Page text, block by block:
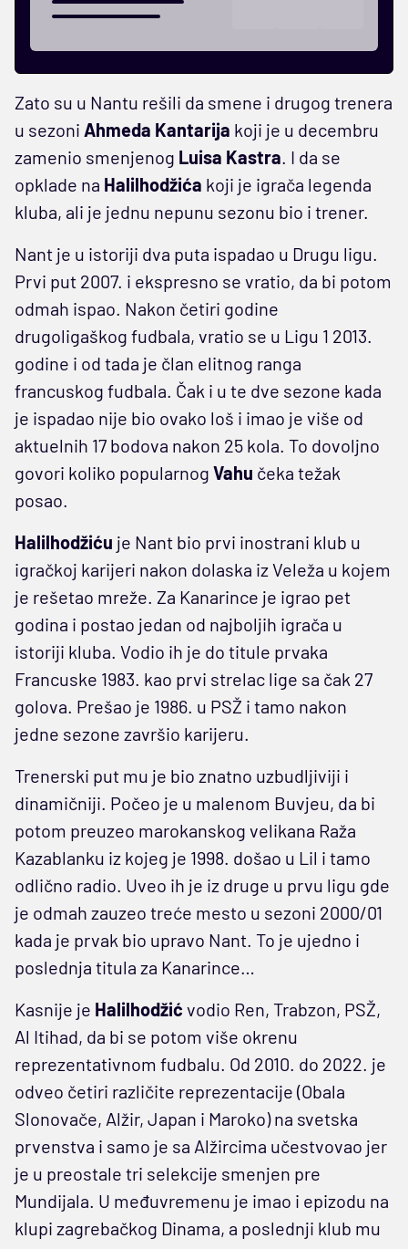
Zato su u Nantu rešili da smene i drugog trenera
u sezoni Ahmeda Kantarija koji je u decembru
zamenio smenjenog Luisa Kastra. I da se
opklade na Halilhodžića koji je igrača legenda
kluba, ali je jednu nepunu sezonu bio i trener.
Nant je u istoriji dva puta ispadao u Drugu ligu.
Prvi put 2007. i ekspresno se vratio, da bi potom
odmah ispao. Nakon četiri godine
drugoligaškog fudbala, vratio se u Ligu 1 2013.
godine i od tada je član elitnog ranga
francuskog fudbala. Čak i u te dve sezone kada
je ispadao nije bio ovako loš i imao je više od
aktuelnih 17 bodova nakon 25 kola. To dovoljno
govori koliko popularnog Vahu čeka težak
posao.
Halilhodžiću je Nant bio prvi inostrani klub u
igračkoj karijeri nakon dolaska iz Veleža u kojem
je rešetao mreže. Za Kanarince je igrao pet
godina i postao jedan od najboljih igrača u
istoriji kluba. Vodio ih je do titule prvaka
Francuske 1983. kao prvi strelac lige sa čak 27
golova. Prešao je 1986. u PSŽ i tamo nakon
jedne sezone završio karijeru.
Trenerski put mu je bio znatno uzbudljiviji i
dinamičniji. Počeo je u malenom Buvjeu, da bi
potom preuzeo marokanskog velikana Raža
Kazablanku iz kojeg je 1998. došao u Lil i tamo
odlično radio. Uveo ih je iz druge u prvu ligu gde
je odmah zauzeo treće mesto u sezoni 2000/01
kada je prvak bio upravo Nant. To je ujedno i
poslednja titula za Kanarince…
Kasnije je Halilhodžić vodio Ren, Trabzon, PSŽ,
Al Itihad, da bi se potom više okrenu
reprezentativnom fudbalu. Od 2010. do 2022. je
odveo četiri različite reprezentacije (Obala
Slonovače, Alžir, Japan i Maroko) na svetska
prvenstva i samo je sa Alžircima učestvovao jer
je u preostale tri selekcije smenjen pre
Mundijala. U međuvremenu je imao i epizodu na
klupi zagrebačkog Dinama, a poslednji klub mu